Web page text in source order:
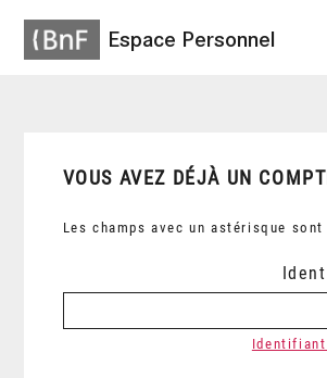
Espace Personnel
VOUS AVEZ DÉJÀ UN
Les champs avec un astérisque